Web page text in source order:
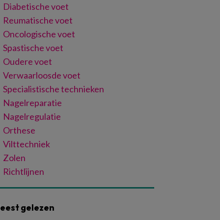
Diabetische voet
Reumatische voet
Oncologische voet
Spastische voet
Oudere voet
Verwaarloosde voet
Specialistische technieken
Nagelreparatie
Nagelregulatie
Orthese
Vilttechniek
Zolen
Richtlijnen
gelezen